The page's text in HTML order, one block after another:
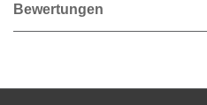
Bewertungen